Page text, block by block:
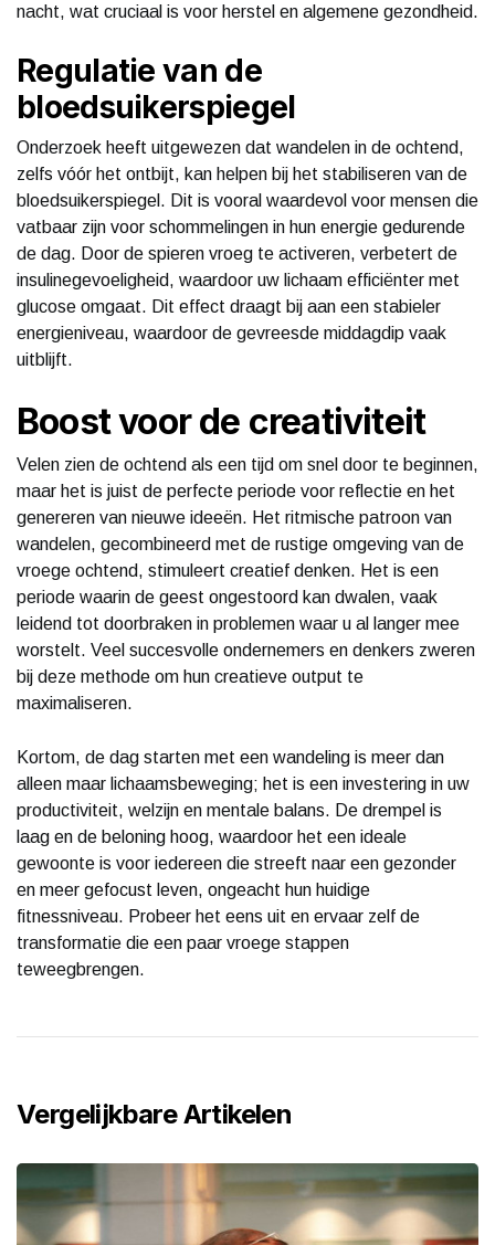
nacht, wat cruciaal is voor herstel en algemene gezondheid.
Regulatie van de
bloedsuikerspiegel
Onderzoek heeft uitgewezen dat wandelen in de ochtend,
zelfs vóór het ontbijt, kan helpen bij het stabiliseren van de
bloedsuikerspiegel. Dit is vooral waardevol voor mensen die
vatbaar zijn voor schommelingen in hun energie gedurende
de dag. Door de spieren vroeg te activeren, verbetert de
insulinegevoeligheid, waardoor uw lichaam efficiënter met
glucose omgaat. Dit effect draagt bij aan een stabieler
energieniveau, waardoor de gevreesde middagdip vaak
uitblijft.
Boost voor de creativiteit
Velen zien de ochtend als een tijd om snel door te beginnen,
maar het is juist de perfecte periode voor reflectie en het
genereren van nieuwe ideeën. Het ritmische patroon van
wandelen, gecombineerd met de rustige omgeving van de
vroege ochtend, stimuleert creatief denken. Het is een
periode waarin de geest ongestoord kan dwalen, vaak
leidend tot doorbraken in problemen waar u al langer mee
worstelt. Veel succesvolle ondernemers en denkers zweren
bij deze methode om hun creatieve output te
maximaliseren.
Kortom, de dag starten met een wandeling is meer dan
alleen maar lichaamsbeweging; het is een investering in uw
productiviteit, welzijn en mentale balans. De drempel is
laag en de beloning hoog, waardoor het een ideale
gewoonte is voor iedereen die streeft naar een gezonder
en meer gefocust leven, ongeacht hun huidige
fitnessniveau. Probeer het eens uit en ervaar zelf de
transformatie die een paar vroege stappen
teweegbrengen.
Vergelijkbare Artikelen